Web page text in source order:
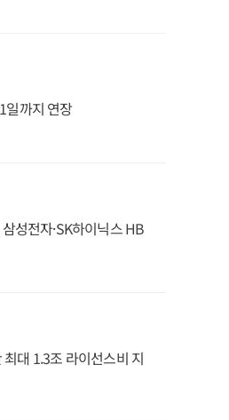
일까지 연장
성전자·SK하이닉스 HB
대 1.3조 라이선스비 지